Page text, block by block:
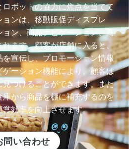
ロボットの協力に焦点を当てて
ンは、移動販促ディスプレ
ン、商品ナビゲーション、商
ます。顧客が店舗に入ると、
宣伝し、プロモーション情報
ーション機能により、顧客は
つけることができます。また
から商品を棚に補充するのを
効率を向上させます。
問い合わせ